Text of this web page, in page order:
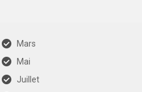
Mars
Mai
Juillet